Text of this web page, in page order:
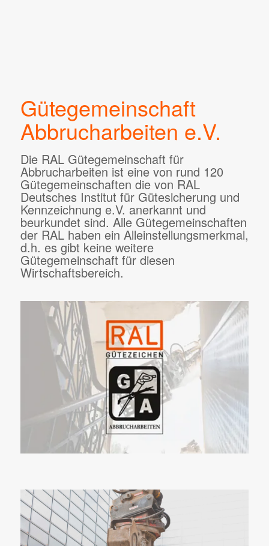
Gütegemeinschaft
Abbrucharbeiten e.V.
Die RAL Gütegemeinschaft für
Abbrucharbeiten ist eine von rund 120
Gütegemeinschaften die von RAL
Deutsches Institut für Gütesicherung und
Kennzeichnung e.V. anerkannt und
beurkundet sind. Alle Gütegemeinschaften
der RAL haben ein Alleinstellungsmerkmal,
d.h. es gibt keine weitere
Gütegemeinschaft für diesen
Wirtschaftsbereich.